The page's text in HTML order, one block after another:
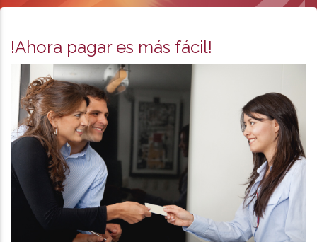
!Ahora pagar es más fácil!